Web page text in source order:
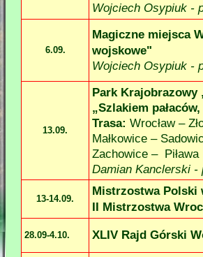
Wojciech Osypiuk -
6.09.
Magiczne miejsca
wojskowe"
Wojciech Osypiuk -
13.09.
Park Krajobrazowy
„Szlakiem
Trasa: Wrocław –
Małkowice –
Zachowice –
Damian Kanclerski -
13-14.09.
Mistrzostwa Polski
II Mistrzostwa
28.09-4.10. XLIV Rajd Górski